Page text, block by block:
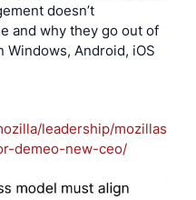
doesn’t
and why they go out of
Android, iOS
leadership/mozillas
demeo-new-ceo/